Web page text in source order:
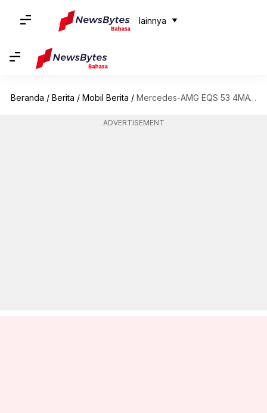
lainnya
Beranda / Berita / Mobil Berita / Mercedes-AMG EQS 53 4MATIC+ vs BMW i7 M70 xDrive
ADVERTISEMENT